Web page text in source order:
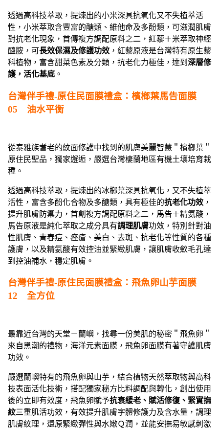
透過高科技萃取，提煉出的小米深具抗氧化又不失植萃活
性，小米萃取含豐富的醣類、維他命及多酚類，可滋潤肌膚
對抗老化現象，首傳複方調配原料之二，紅藜＋米萃取神經
醯胺，可長效保濕及修護功效 ，紅藜原液是台灣特有原生藜
科植物，富含甜菜色素及分類，抗老化力極佳，達到 深層修
護，活化基底 。
台灣伴手禮-原住民面膜禮盒：檳榔葉馬告面膜
05 油水平衡
從泰雅族耆老的紋面修護中找到的肌膚美麗智慧＂檳榔葉＂
原住民聖品，獨家邂逅，嚴選台灣棲蘭地區有機土壤培育栽
種。
透過高科技萃取，提煉出的冰榔葉深具抗氧化，又不失植萃
活性，富含多酚化合物及多醣類，具有極佳的抗老化功效 ，
提升肌膚防禦力，首創複方調配原料之二，馬告＋精氨酸，
馬告原液是純化萃取之成分具有調理肌膚功效，特別針對油
性肌膚、青春痘、痤瘡、美白、去斑、抗老化等性質的各種
護膚，以及精氨酸有效控油並緊緻肌膚，讓肌膚收斂毛孔達
到控油補水，穩定肌膚。
台灣伴手禮-原住民面膜禮盒：飛魚卵山芋面膜
12 全方位
最靠近台灣的天堂－蘭嶼，找尋一份美肌的秘密＂飛魚卵＂
來自黑潮的禮物，海洋元素面膜，飛魚卵面膜有著守護肌膚
功效。
嚴選蘭嶼特有的飛魚卵與山芋，結合植物天然萃取物與高科
技表面活化技術，搭配獨家秘方比料調配與轉化，創出使用
後的立即有效度，飛魚卵賦予抗衰緩老、賦活修復、緊實撫
紋三重肌活功效，有效提升肌膚字體修護力及含水量，調理
肌膚紋理，還原緊緻彈性與水嫩Ｑ潤，並能安撫易敏感刺激